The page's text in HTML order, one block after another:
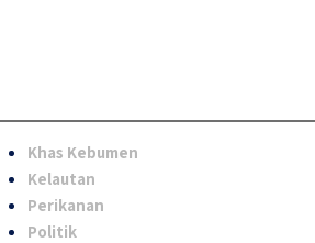
Khas Kebumen
Kelautan
Perikanan
Politik